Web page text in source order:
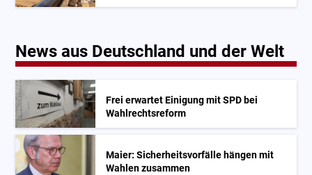
News aus Deutschland und der Welt
Frei erwartet Einigung mit SPD bei
Wahlrechtsreform
Maier: Sicherheitsvorfälle hängen mit
Wahlen zusammen